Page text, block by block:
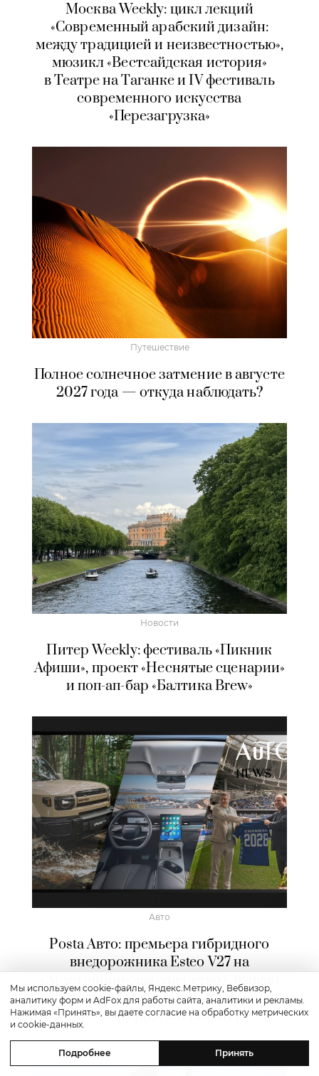
Москва Weekly: цикл лекций
«Современный арабский дизайн:
между традицией и неизвестностью»,
мюзикл «Вестсайдская история»
в Театре на Таганке и IV фестиваль
современного искусства
«Перезагрузка»
Путешествие
Полное солнечное затмение в августе
2027 года — откуда наблюдать?
Новости
Питер Weekly: фестиваль «Пикник
Афиши», проект «Неснятые сценарии»
и поп-ап-бар «Балтика Brew»
Авто
Posta Авто: премьера гибридного
внедорожника Esteo V27 на
«Архстоянии», партнерство Changan
и «Динамо» и полноприводная версия
кроссовера Jeland J6 AWD
Мы используем cookie-файлы, Яндекс.Метрику, Вебвизор,
аналитику форм и AdFox для работы сайта, аналитики и рекламы.
Нажимая «Принять», вы даете согласие на обработку метрических
и cookie-данных.
Подробнее Принять